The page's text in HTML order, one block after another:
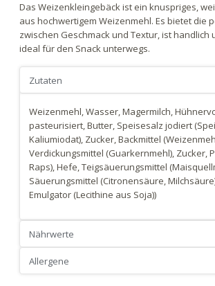
Das Weizenkleingebäck ist ein knuspriges,
aus hochwertigem Weizenmehl. Es bietet die
zwischen Geschmack und Textur, ist handlich
ideal für den Snack unterwegs.
Zutaten
Weizenmehl, Wasser, Magermilch,
pasteurisiert, Butter, Speisesalz jodiert
Kaliumiodat), Zucker, Backmittel
Verdickungsmittel (Guarkernmehl), Zucker,
Raps), Hefe, Teigsäuerungsmittel
Säuerungsmittel (Citronensäure,
Emulgator (Lecithine aus Soja))
Nährwerte
Allergene